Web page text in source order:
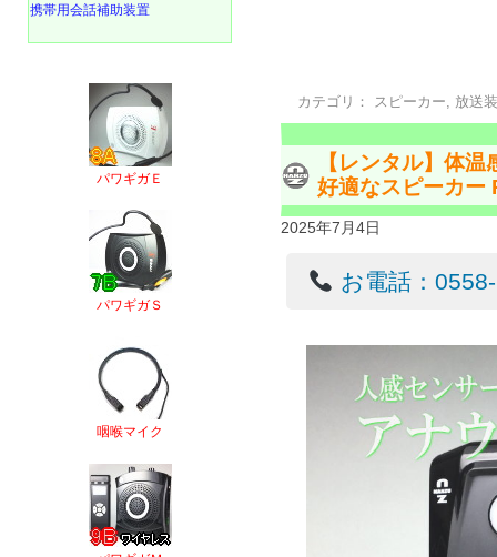
カテゴリ： スピーカー 放送
【レンタル】体
好適なスピーカー
2025年7月4日
お電話：
携帯用会話補助装置
パワギガＥ
パワギガＳ
咽喉マイク